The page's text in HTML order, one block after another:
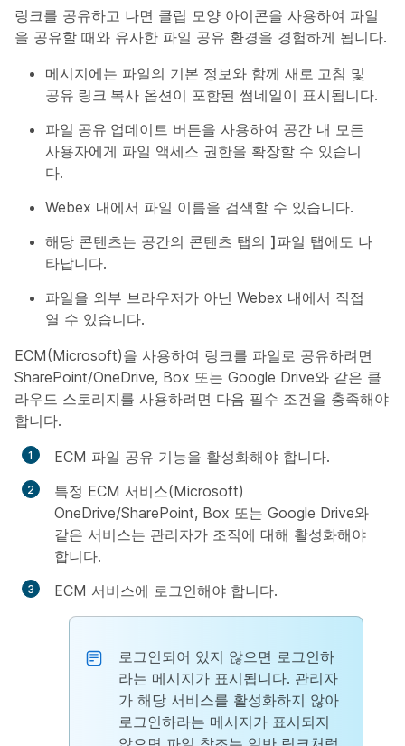
링크를 공유하고 나면 클립 모양 아이콘을 사용하여 파일
을 공유할 때와 유사한 파일 공유 환경을 경험하게 됩니다.
메시지에는 파일의 기본 정보와 함께 새로 고침 및
공유 링크 복사 옵션이 포함된 썸네일이 표시됩니다.
파일 공유 업데이트 버튼을 사용하여 공간 내 모든
사용자에게 파일 액세스 권한을 확장할 수 있습니
다.
Webex 내에서 파일 이름을 검색할 수 있습니다.
해당 콘텐츠는 공간의 콘텐츠 탭의 ]파일 탭에도 나
타납니다.
파일을 외부 브라우저가 아닌 Webex 내에서 직접
열 수 있습니다.
ECM(Microsoft)을 사용하여 링크를 파일로 공유하려면
SharePoint/OneDrive, Box 또는 Google Drive와 같은 클
라우드 스토리지를 사용하려면 다음 필수 조건을 충족해야
합니다.
ECM 파일 공유 기능을 활성화해야 합니다.
특정 ECM 서비스(Microsoft)
OneDrive/SharePoint, Box 또는 Google Drive와
같은 서비스는 관리자가 조직에 대해 활성화해야
합니다.
ECM 서비스에 로그인해야 합니다.
로그인되어 있지 않으면 로그인하
라는 메시지가 표시됩니다. 관리자
가 해당 서비스를 활성화하지 않아
로그인하라는 메시지가 표시되지